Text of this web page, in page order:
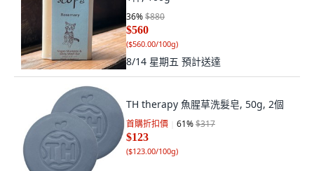
36%$880
$560
($560.00/100g)
8/14 星期五 預計送達
TH therapy 魚腥草洗髮皂, 50g, 2個
首購折扣價 61%$317
$123
($123.00/100g)